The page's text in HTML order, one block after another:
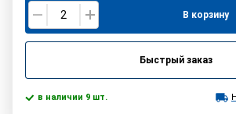
В корзину
Быстрый заказ
в наличии 9 шт.